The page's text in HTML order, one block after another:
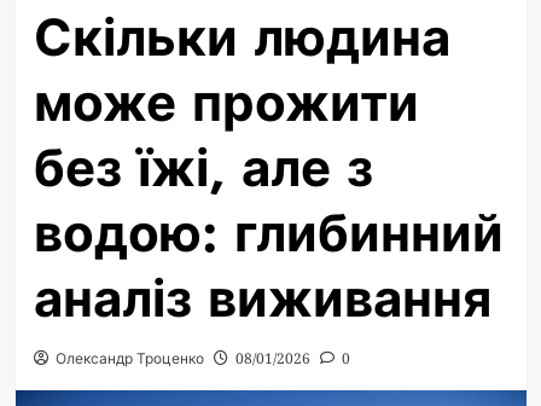
Скільки людина
може прожити
без їжі, але з
водою: глибинний
аналіз виживання
Олександр Троценко 08/01/2026 0